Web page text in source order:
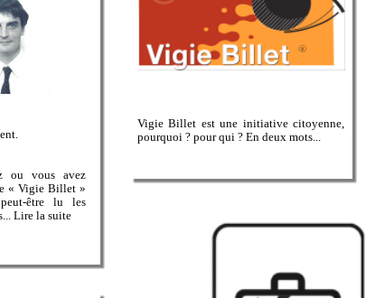
Vigie Billet est une initiative citoyenne,
pourquoi ? pour qui ? En deux mots...
ou vous avez
« Vigie Billet »
être lu les
Lire la suite